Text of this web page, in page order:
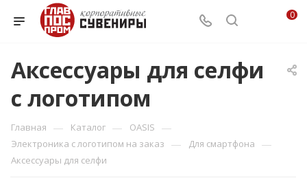
0
Аксессуары для селфи
с логотипом
Главная — Каталог — OASIS —
Электроника с логотипом на заказ — Для смартфона —
Аксессуары для селфи